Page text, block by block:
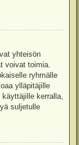
yhteisön
voivat toimia.
ryhmälle
ylläpitäjille
kerralla,
suljetulle